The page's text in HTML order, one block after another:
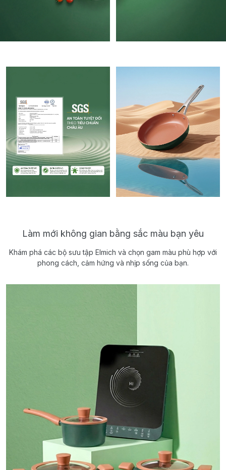
Làm mới không gian bằng sắc màu bạn yêu
Khám phá các bộ sưu tập Elmich và chọn gam màu phù hợp với
phong cách, cảm hứng và nhịp sống của bạn.